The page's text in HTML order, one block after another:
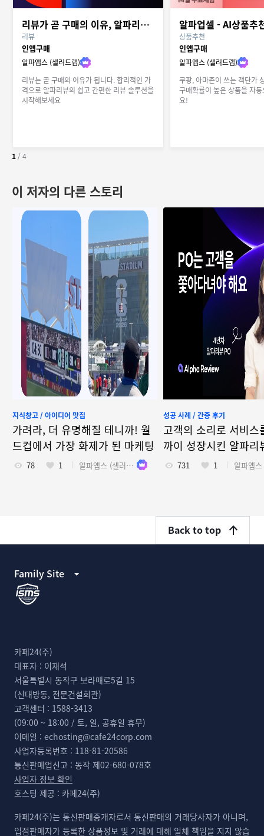
리뷰가 곧 구매의 이유, 알파리뷰 (업셀/푸시 통합앱)
리뷰
인앱구매
알파앱스 (샐러드랩)
리뷰는 곧 구매의 이유가 됩니다. 합리적인 가
격으로 알파리뷰의 쉽고 간편한 리뷰 솔루션을
시작해보세요
상품추천
인앱구매
알파앱스 (샐러드랩)
쿠팡, 아마존이 쓰는 객단가
구매확률이 높은 상품을 자
요!
1/4
이 저자의 다른 스토리
지식창고 / 아이디어 맛집
가려라, 더 유명해질 테니까! 월
드컵에서 가장 화제가 된 마케팅
78 1 알파앱스 (샐러드랩)
성공 사례 / 간증 후기
고객의 소리로 서비스
까이 성장시킨 알파리
731 1
Family Site
Back to top
카페24(주)
대표자 : 이재석
서울특별시 동작구 보라매로5길 15
(신대방동, 전문건설회관)
고객센터 : 1588-3413
(09:00 ~ 18:00 / 토, 일, 공휴일 휴무)
이메일 : echosting@cafe24corp.com
사업자등록번호 : 118-81-20586
통신판매업신고 : 동작 제02-680-078호
사업자 정보 확인
호스팅 제공 : 카페24(주)
카페24(주)는 통신판매중개자로서 통신판매의 거래당사자가 아니며,
입점판매자가 등록한 상품정보 및 거래에 대해 일체 책임을 지지 않습